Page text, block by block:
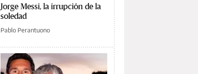
Jorge Messi, la irrupción de la
soledad
Pablo Perantuono